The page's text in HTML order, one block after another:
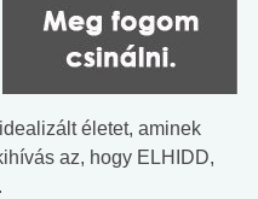
életet, aminek
az, hogy ELHIDD,